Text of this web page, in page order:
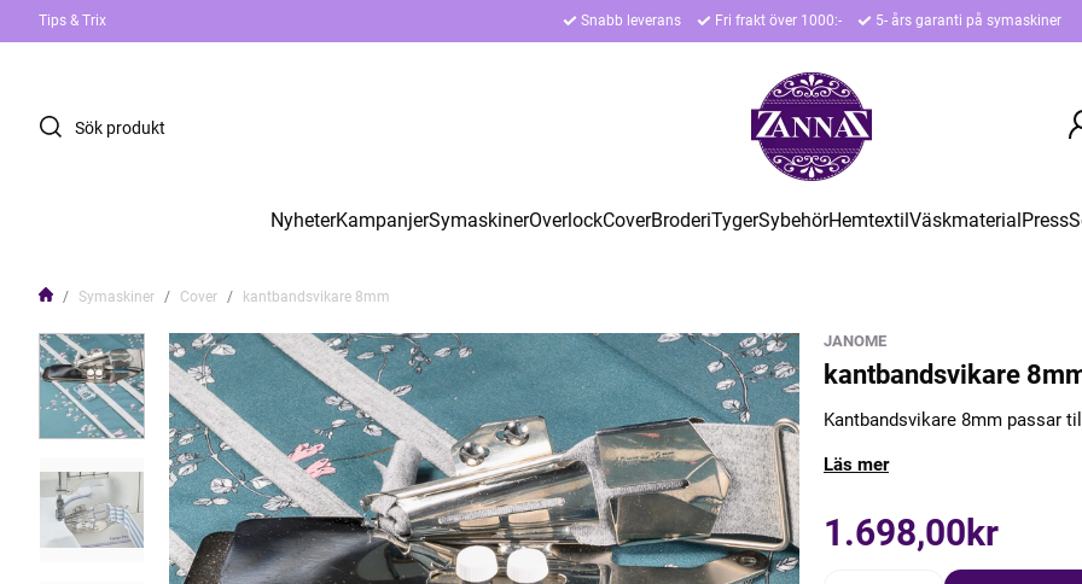
Tips & Trix Snabb leverans Fri frakt över 1000:- 5- års garanti på symaskiner
NyheterKampanjerSymaskinerOverlockCoverBroderiTygerSybehörHemtextilVäskmaterialPress
Symaskiner Cover kantbandsvikare 8mm
JANOME
kantbandsvikare
Kantbandsvikare 8mm passar
Läs mer
1.698,00kr